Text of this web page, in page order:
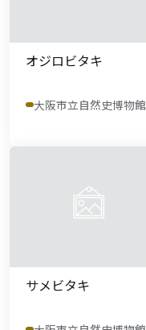
オジロビタキ
大阪市立自然史博物館
サメビタキ